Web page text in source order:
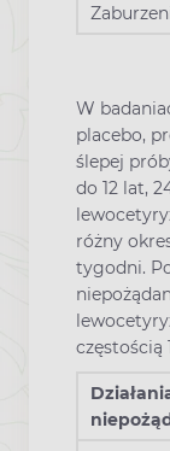
W
placebo,
ślepej
do 12 lat,
różny
tygodni.
częstością